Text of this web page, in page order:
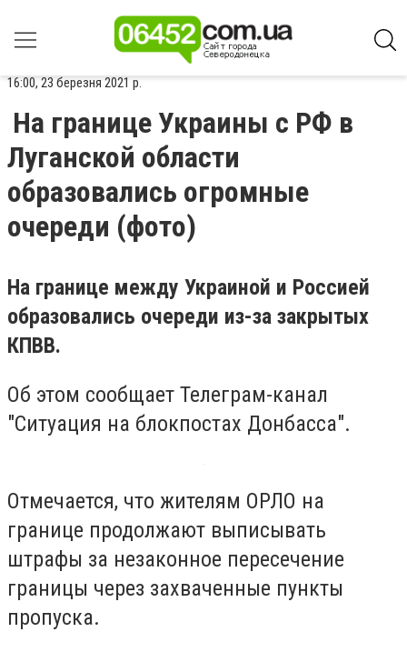
16:00, 23 березня 2021 р.
На границе Украины с РФ в
Луганской области
образовались огромные
очереди (фото)
На границе между Украиной и Россией
образовались очереди из-за закрытых
КПВВ.
Об этом сообщает Телеграм-канал
"Ситуация на блокпостах Донбасса".
Отмечается, что жителям ОРЛО на
границе продолжают выписывать
штрафы за незаконное пересечение
границы через захваченные пункты
пропуска.